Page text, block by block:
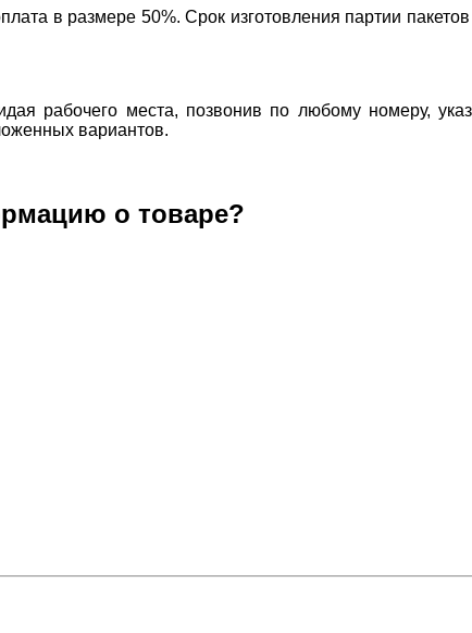
в размере 50%. Срок изготовления партии
рабочего места, позвонив по любому номеру,
вариантов.
о товаре?